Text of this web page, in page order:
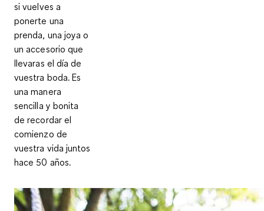
si vuelves a
ponerte una
prenda, una joya o
un accesorio que
llevaras el día de
vuestra boda. Es
una manera
sencilla y bonita
de recordar el
comienzo de
vuestra vida juntos
hace 50 años.